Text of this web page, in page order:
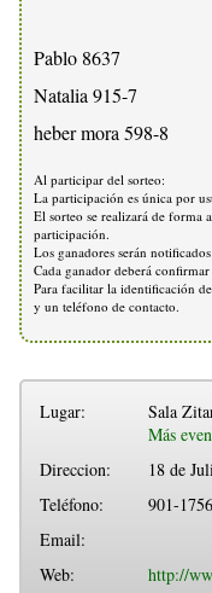
Pablo 8637
Natalia 915-7
heber mora 598-8
Al participar del sorteo:
La participación es única por
El sorteo se realizará de forma
participación.
Los ganadores serán
Cada ganador deberá
Para facilitar la identificación
y un teléfono de contacto.
Lugar:
Sala
Más
Direccion:
18 de
Teléfono:
901-
Email:
Web:
http://